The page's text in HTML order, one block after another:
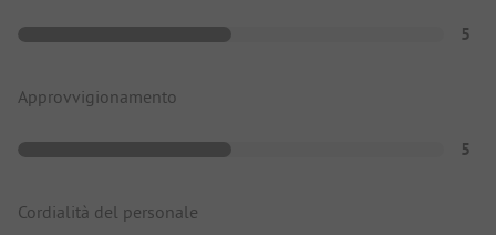
5
Approvvigionamento
5
Cordialità del personale